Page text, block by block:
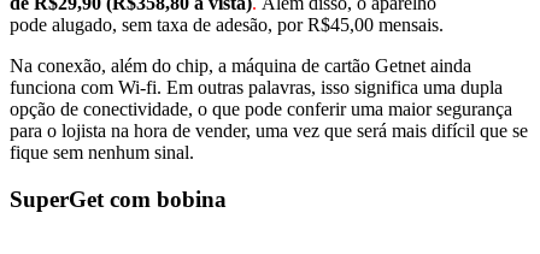
pode alugado, sem taxa de adesão, por R$45,00 mensais.
Na conexão, além do chip, a máquina de cartão Getnet ainda
funciona com Wi-fi. Em outras palavras, isso significa uma dupla
opção de conectividade, o que pode conferir uma maior segurança
para o lojista na hora de vender, uma vez que será mais difícil que se
fique sem nenhum sinal.
SuperGet com bobina